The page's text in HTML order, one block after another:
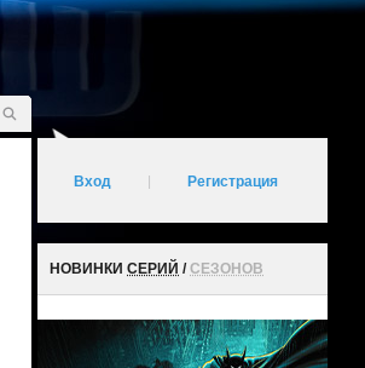
Вход Регистрация
НОВИНКИ СЕРИЙ /СЕЗОНОВ